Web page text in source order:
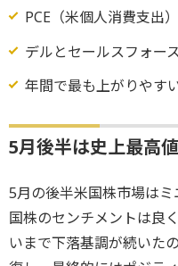
PCE（米個人消費支出
デルとセールスフォー
年間で最も上がりやす
5月後半は史上最高
5月の後半米国株市場は
国株のセンチメントは良
いまで下落基調が続いた